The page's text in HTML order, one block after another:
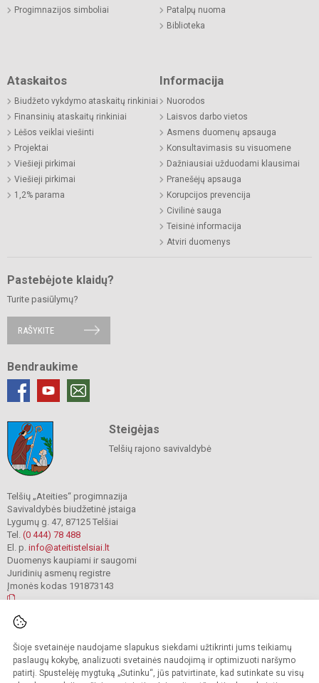
Šioje svetainėje naudojame slapukus siekdami užtikrinti jums teikiamų
paslaugų kokybę, analizuoti svetainės naudojimą ir optimizuoti naršymo
patirtį. Spustelėję mygtuką „Sutinku“, jūs patvirtinate, kad sutinkate su visų
Progimnazijos simboliai
Patalpų nuoma
Biblioteka
Ataskaitos
Biudžeto vykdymo ataskaitų rinkiniai
Finansinių ataskaitų rinkiniai
Lėšos veiklai viešinti
Projektai
Viešieji pirkimai
Viešieji pirkimai
1,2% parama
Informacija
Nuorodos
Laisvos darbo vietos
Asmens duomenų apsauga
Konsultavimasis su visuomene
Dažniausiai užduodami klausimai
Pranešėjų apsauga
Korupcijos prevencija
Civilinė sauga
Teisinė informacija
Atviri duomenys
Pastebėjote klaidų?
Turite pasiūlymų?
RAŠYKITE
Bendraukime
Steigėjas
Telšių rajono savivaldybė
Telšių „Ateities“ progimnazija
Savivaldybės biudžetinė įstaiga
Lygumų g. 47, 87125 Telšiai
Tel. (0 444) 78 488
El. p. info@ateitistelsiai.lt
Duomenys kaupiami ir saugomi
Juridinių asmenų registre
Įmonės kodas 191873143
Kopijuoti turinį be raštiško progimnazijos administracijos sutikimo griežtai
draudžiama.
Prieinamumo paraiška Slapukų valdymas